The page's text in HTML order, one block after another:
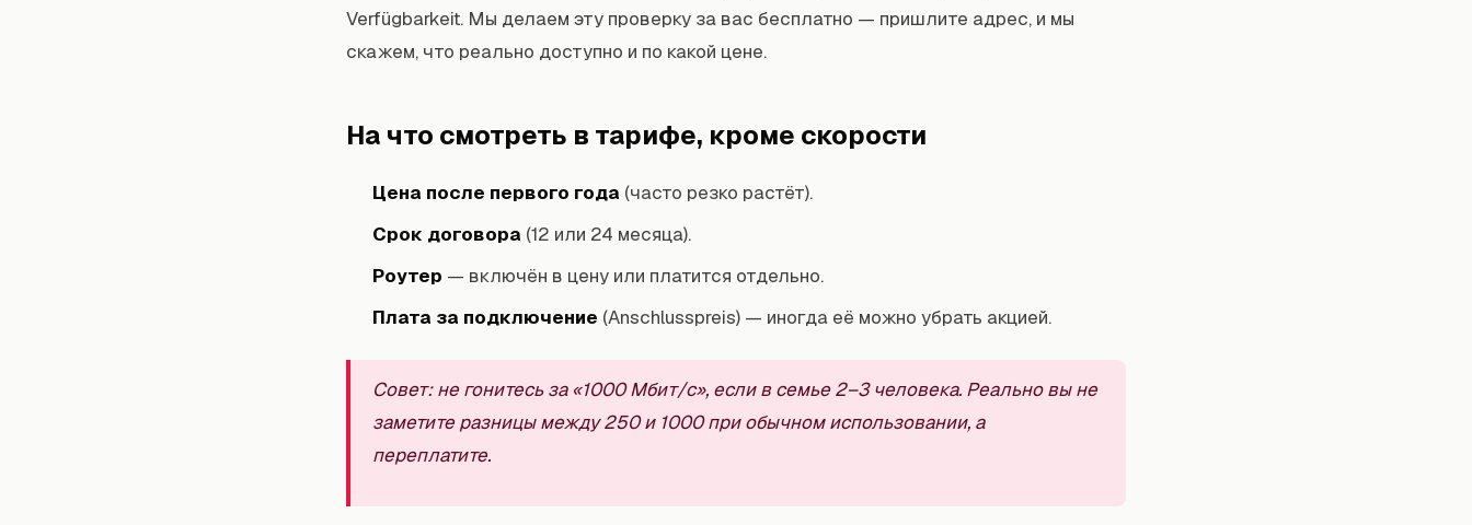
Verfügbarkeit. Мы делаем эту проверку за вас бесплатно — пришлите адрес, и мы
скажем, что реально доступно и по какой цене.
На что смотреть в тарифе, кроме скорости
Цена после первого года (часто резко растёт).
Срок договора (12 или 24 месяца).
Роутер — включён в цену или платится отдельно.
Плата за подключение (Anschlusspreis) — иногда её можно убрать акцией.
Совет: не гонитесь за «1000 Мбит/с», если в семье 2–3 человека. Реально вы не
заметите разницы между 250 и 1000 при обычном использовании, а
переплатите.